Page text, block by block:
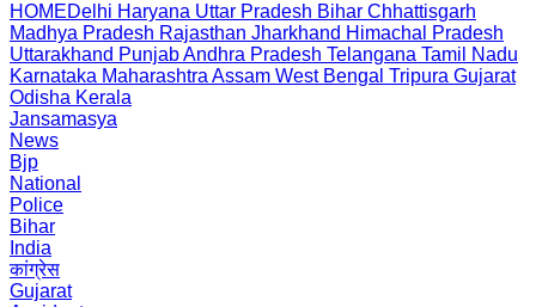
HOMEDelhi Haryana Uttar Pradesh Bihar Chhattisgarh
Madhya Pradesh Rajasthan Jharkhand Himachal Pradesh
Uttarakhand PunjabAndhra Pradesh Telangana Tamil Nadu
Karnataka Maharashtra Assam West Bengal Tripura Gujarat
Odisha Kerala
Jansamasya
News
Bjp
National
Police
Bihar
India
कांग्रेस
Gujarat